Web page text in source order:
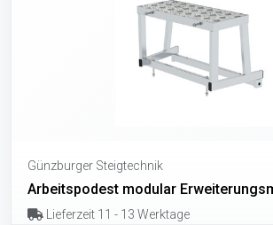
Günzburger Steigtechnik
Arbeitspodest modular
Lieferzeit 11 - 13 Werktage